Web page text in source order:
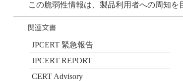
この脆弱性情報は、製品利用者への周知を
JPCERT 緊急報告
JPCERT REPORT
CERT Advisory